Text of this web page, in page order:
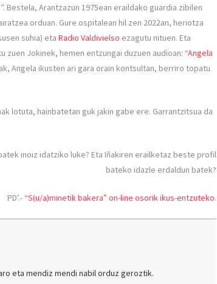
. Bestela, Arantzazun 1975ean eraildako guardia zibilen
orduan. Gure ospitalean hil zen 2022an, heriotza
suhia) eta Radio Valdivielso ezagutu nituen. Eta
zuen Jokinek, hemen entzungai duzuen audioan: “Angela
Angela ikusten ari gara orain kontsultan, berriro topatu
lotuta, hainbatetan guk jakin gabe ere. Garrantzitsua da
inoiz idatziko luke? Eta Iñakiren erailketaz beste profil
bateko idazle erdaldun batek?
PD’.- “S(u/a)minetik bakera” on-line osorik ikus-entzuteko.
eta mendiz mendi nabil orduz geroztik.